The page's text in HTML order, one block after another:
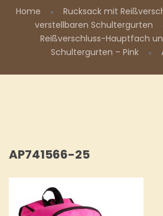
Home
Rucksack mit
verstellbaren Schultergurten
Reißverschluss-Hauptfach
Schultergurten – Pink
AP741566-25